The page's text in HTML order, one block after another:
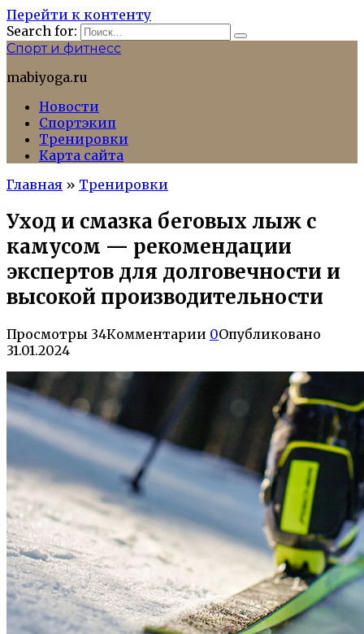
Перейти к контенту
Search for:
Спорт и фитнесс
mabiyoga.ru
Новости
Спортэкип
Тренировки
Карта сайта
Главная » Тренировки
Уход и смазка беговых лыж с
камусом — рекомендации
экспертов для долговечности и
высокой производительности
Просмотры 34Комментарии 0Опубликовано
31.01.2024